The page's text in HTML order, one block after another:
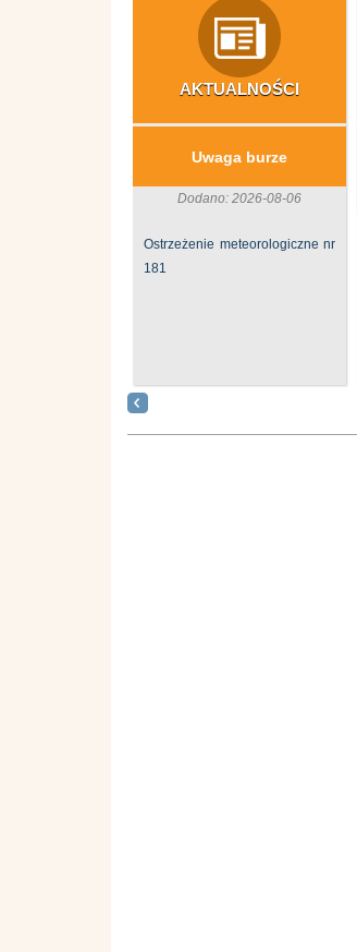
AKTUALNOŚCI
Uwaga burze
Dodano: 2026-08-06
Ostrzeżenie meteorologiczne nr
181